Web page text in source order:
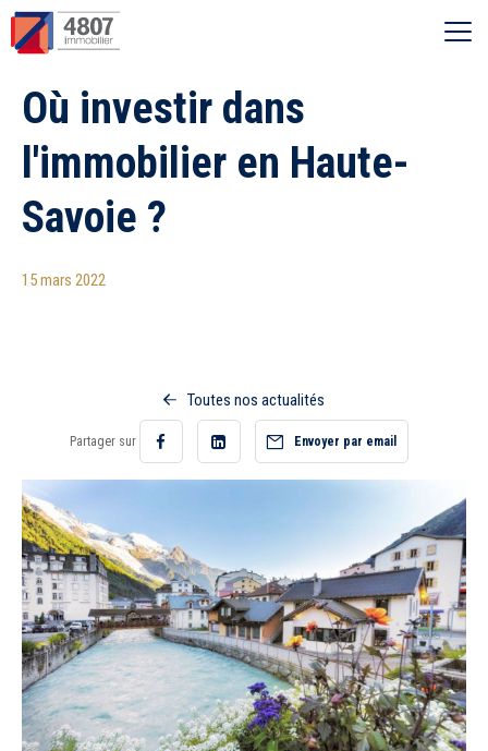
Vente
Location
Recherche par ville
Recrutement
Accès extranet
Ouvrir le menu
Où investir dans
l'immobilier en Haute-
Savoie ?
15 mars 2022
Toutes nos actualités
Partager sur
Partager
sur
Facebook
Partager
sur
LinkedIn
Envoyer par email